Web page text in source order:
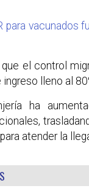
para vacunados
que el control
lleno al
ha
atender la